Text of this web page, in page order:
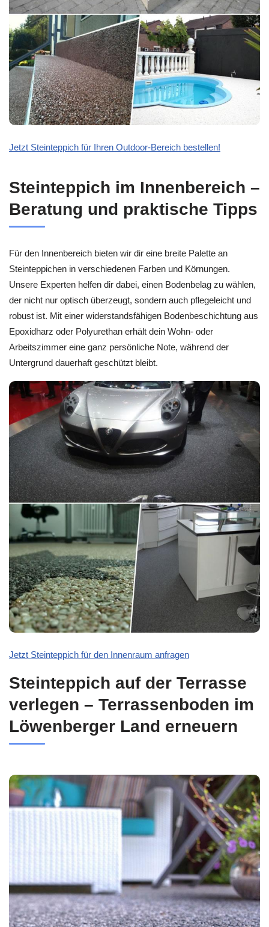
Jetzt Steinteppich für Ihren Outdoor-Bereich bestellen!
Steinteppich im Innenbereich –
Beratung und praktische Tipps
Für den Innenbereich bieten wir dir eine breite Palette an
Steinteppichen in verschiedenen Farben und Körnungen.
Unsere Experten helfen dir dabei, einen Bodenbelag zu wählen,
der nicht nur optisch überzeugt, sondern auch pflegeleicht und
robust ist. Mit einer widerstandsfähigen Bodenbeschichtung aus
Epoxidharz oder Polyurethan erhält dein Wohn- oder
Arbeitszimmer eine ganz persönliche Note, während der
Untergrund dauerhaft geschützt bleibt.
Jetzt Steinteppich für den Innenraum anfragen
Steinteppich auf der Terrasse
verlegen – Terrassenboden im
Löwenberger Land erneuern